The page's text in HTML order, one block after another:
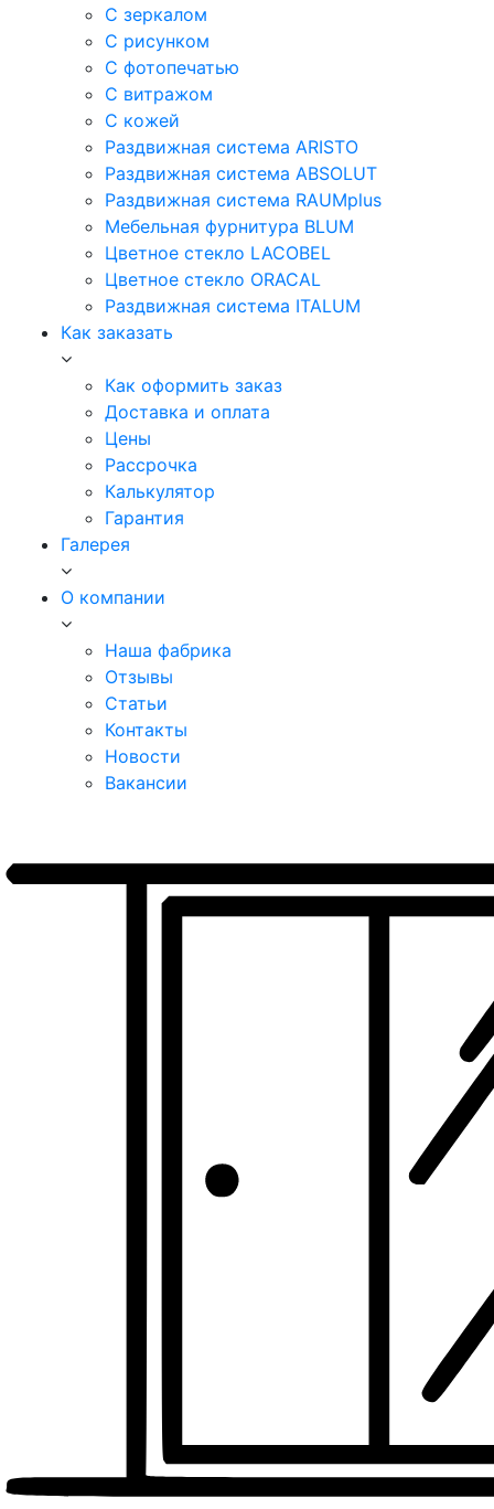
С зеркалом
С рисунком
С фотопечатью
С витражом
С кожей
Раздвижная система ARISTO
Раздвижная система ABSOLUT
Раздвижная система RAUMplus
Мебельная фурнитура BLUM
Цветное стекло LACOBEL
Цветное стекло ORACAL
Раздвижная система ITALUM
Как заказать
Как оформить заказ
Доставка и оплата
Цены
Рассрочка
Калькулятор
Гарантия
Галерея
О компании
Наша фабрика
Отзывы
Статьи
Контакты
Новости
Вакансии